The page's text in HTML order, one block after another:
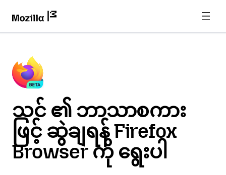
သင် ၏ ဘာသာစကား
ဖြင့် ဆွဲချရန် Firefox
Browser ကို ရွေးပါ